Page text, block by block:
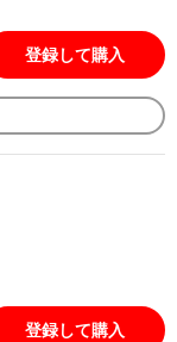
登録して購入
登録して購入